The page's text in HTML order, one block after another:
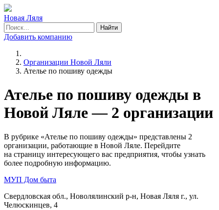
Новая Ляля
Найти
Добавить компанию
Организации Новой Ляли
Ателье по пошиву одежды
Ателье по пошиву одежды в
Новой Ляле — 2 организации
В рубрике «Ателье по пошиву одежды» представлены 2
организации, работающие в Новой Ляле. Перейдите
на страницу интересующего вас предприятия, чтобы узнать
более подробную информацию.
МУП Дом быта
Свердловская обл., Новолялинский р-н, Новая Ляля г., ул.
Челюскинцев, 4